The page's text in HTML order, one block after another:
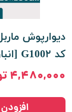
دیوارپوش
کد G100۲ [انبار تهران]
۴,۴۸۰,۰۰۰ تومان